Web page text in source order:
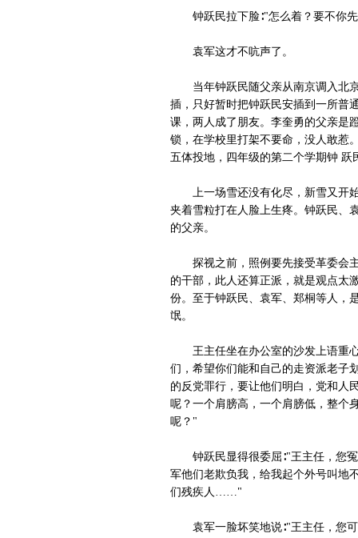
钟跃民拉下脸∶"怎么着？要不你
袁军这才不吭声了。
当年钟跃民随父亲从南京调入北京
插，只好暂时把钟跃民安插到一所普
课，两人成了朋友。李奎勇的父亲是
锁，在学校里打架不要命，没人敢惹
五体投地，四年级的第二个学期钟
上一场雪还没有化尽，新雪又开始
夹着雪粒打在人脸上生疼。钟跃民、
的父亲。
探视之前，照例要先接受革委会主
的干部，此人还算正派，就是观点太
份。至于钟跃民、袁军、郑桐等人，
氓。
王主任坐在办公室的沙发上语重心
们，希望你们能和自己的走资派老子
的反党罪行，要让他们明白，党和人
呢？一个肩膀高，一个肩膀低，整个
呢？"
钟跃民显得很委屈∶"王主任，您冤
军他们老欺负我，给我起个外号叫地
们残疾人……"
袁军一脸坏笑地说∶"王主任，您可